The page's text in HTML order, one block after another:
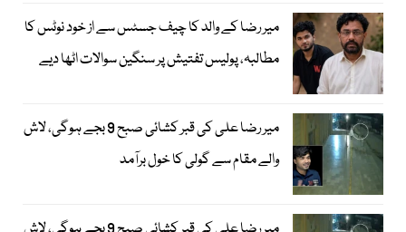
میر رضا کے والد کا چیف جسٹس سے از خود نوٹس کا
مطالبہ، پولیس تفتیش پر سنگین سوالات اٹھا دیے
میر رضا علی کی قبر کشائی صبح 9 بجے ہوگی، لاش
والے مقام سے گولی کا خول برآمد